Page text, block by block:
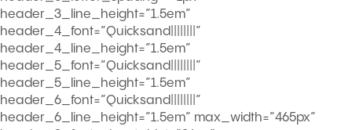
header_3_line_height=”1.5em”
header_4_font=”Quicksand||||||||”
header_4_line_height=”1.5em”
header_5_font=”Quicksand||||||||”
header_5_line_height=”1.5em”
header_6_font=”Quicksand||||||||”
header_6_line_height=”1.5em” max_width=”465px”